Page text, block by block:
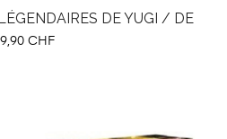
DE YUGI / DE
CHF